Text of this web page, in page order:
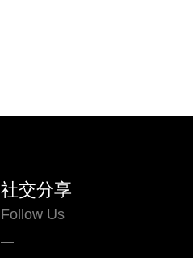
社交分享
Follow Us